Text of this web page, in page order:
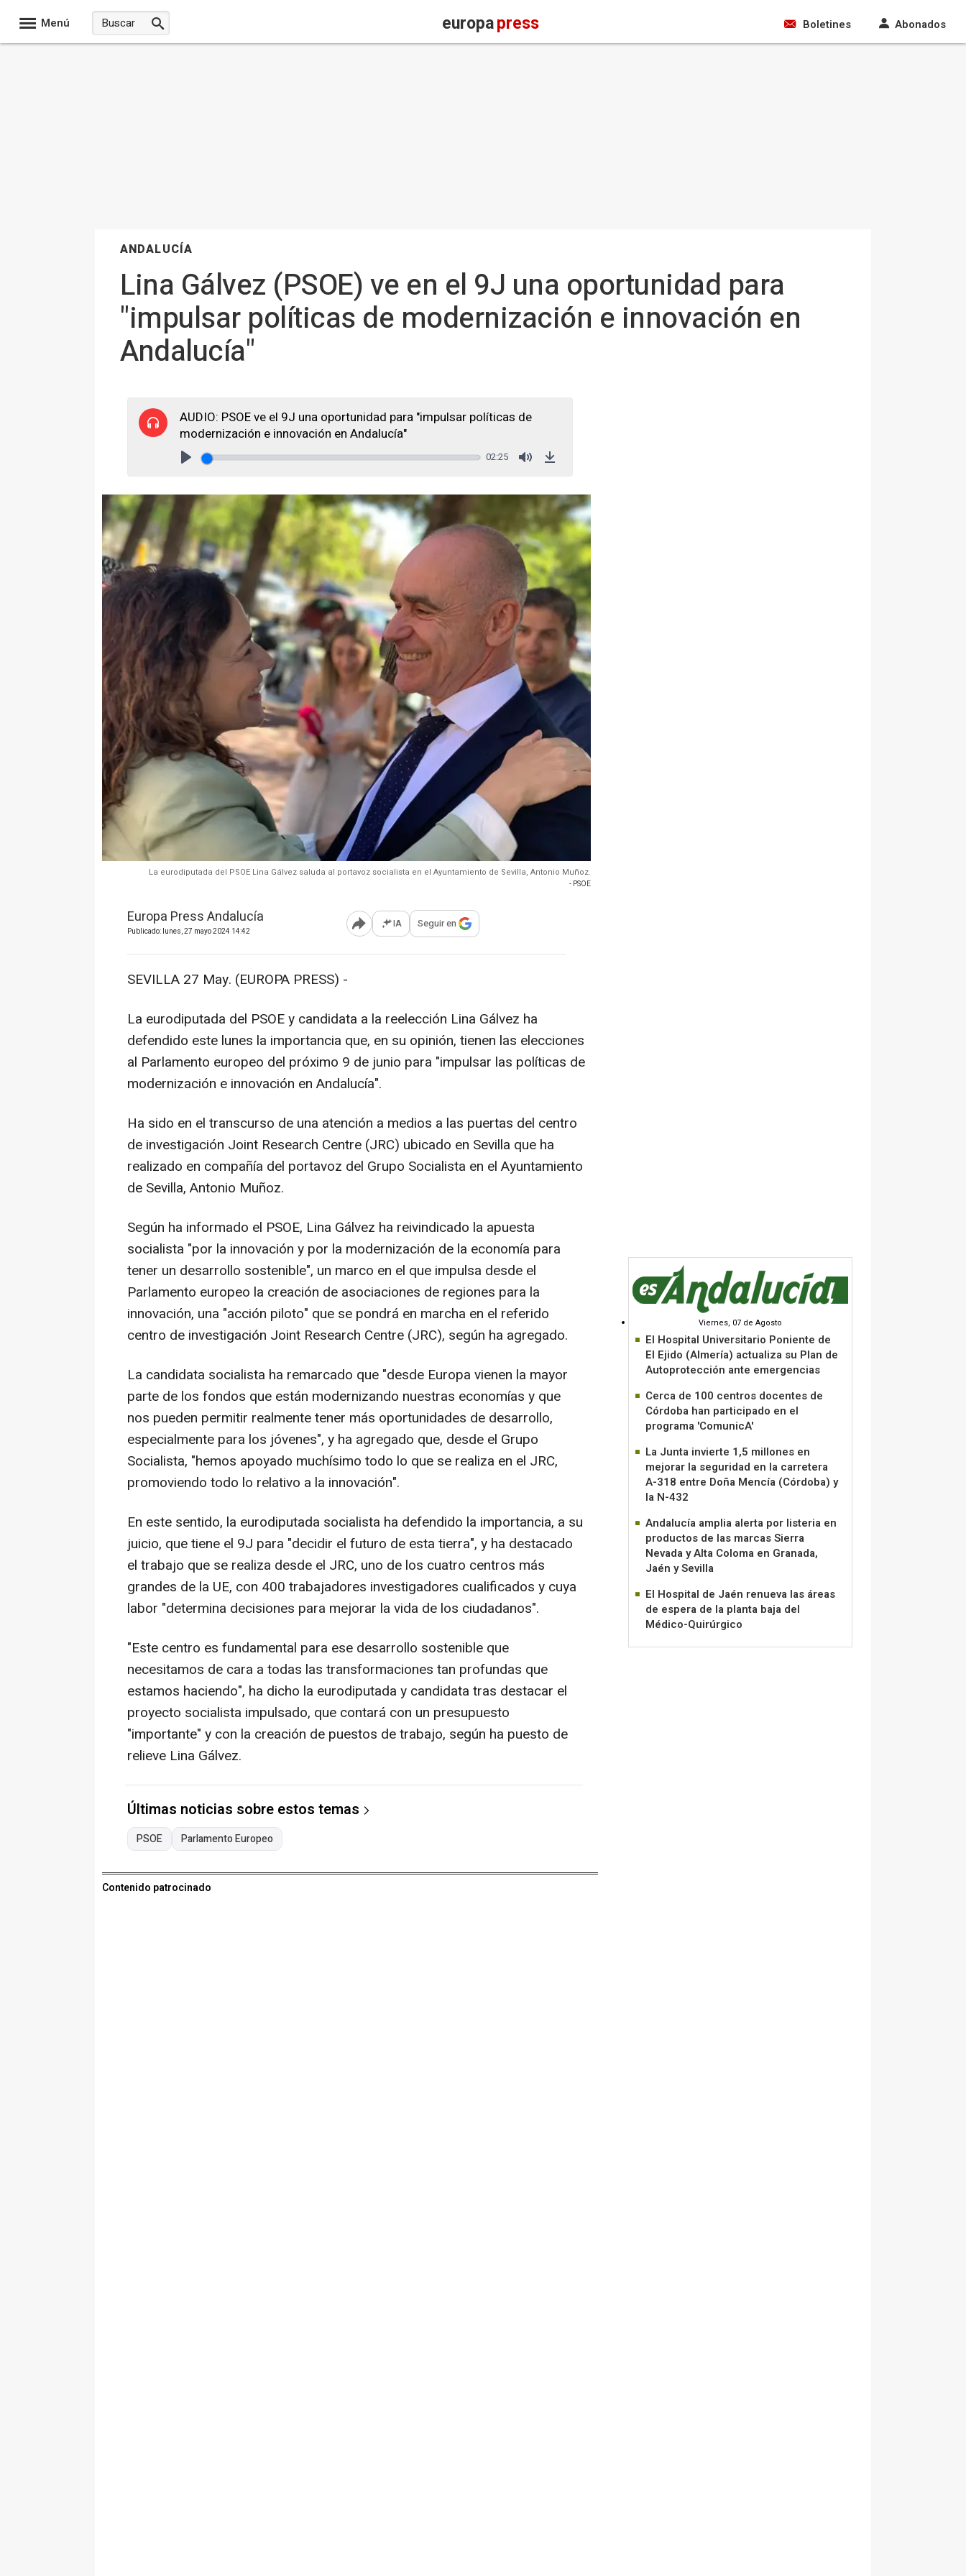
Menú europapress Boletines Abonados
ANDALUCÍA
Lina Gálvez (PSOE) ve en el 9J una oportunidad para
"impulsar políticas de modernización e innovación en
Andalucía"
AUDIO: PSOE ve el 9J una oportunidad para "impulsar políticas de
modernización e innovación en Andalucía"
02:25
La eurodiputada del PSOE Lina Gálvez saluda al portavoz socialista en el Ayuntamiento de Sevilla, Antonio Muñoz.
- PSOE
Europa Press Andalucía
Publicado: lunes, 27 mayo 2024 14:42 Abrir opciones para compartir
IA Seguir en
SEVILLA 27 May. (EUROPA PRESS) -
La eurodiputada del PSOE y candidata a la reelección Lina Gálvez ha
defendido este lunes la importancia que, en su opinión, tienen las elecciones
al Parlamento europeo del próximo 9 de junio para "impulsar las políticas de
modernización e innovación en Andalucía".
Ha sido en el transcurso de una atención a medios a las puertas del centro
de investigación Joint Research Centre (JRC) ubicado en Sevilla que ha
realizado en compañía del portavoz del Grupo Socialista en el Ayuntamiento
de Sevilla, Antonio Muñoz.
Según ha informado el PSOE, Lina Gálvez ha reivindicado la apuesta
socialista "por la innovación y por la modernización de la economía para
tener un desarrollo sostenible", un marco en el que impulsa desde el
Parlamento europeo la creación de asociaciones de regiones para la
innovación, una "acción piloto" que se pondrá en marcha en el referido
centro de investigación Joint Research Centre (JRC), según ha agregado.
La candidata socialista ha remarcado que "desde Europa vienen la mayor
parte de los fondos que están modernizando nuestras economías y que
nos pueden permitir realmente tener más oportunidades de desarrollo,
especialmente para los jóvenes", y ha agregado que, desde el Grupo
Socialista, "hemos apoyado muchísimo todo lo que se realiza en el JRC,
promoviendo todo lo relativo a la innovación".
En este sentido, la eurodiputada socialista ha defendido la importancia, a su
juicio, que tiene el 9J para "decidir el futuro de esta tierra", y ha destacado
el trabajo que se realiza desde el JRC, uno de los cuatro centros más
grandes de la UE, con 400 trabajadores investigadores cualificados y cuya
labor "determina decisiones para mejorar la vida de los ciudadanos".
"Este centro es fundamental para ese desarrollo sostenible que
necesitamos de cara a todas las transformaciones tan profundas que
estamos haciendo", ha dicho la eurodiputada y candidata tras destacar el
proyecto socialista impulsado, que contará con un presupuesto
"importante" y con la creación de puestos de trabajo, según ha puesto de
relieve Lina Gálvez.
Últimas noticias sobre estos temas
PSOE Parlamento Europeo
Contenido patrocinado
Viernes, 07 de Agosto
El Hospital Universitario Poniente de
El Ejido (Almería) actualiza su Plan de
Autoprotección ante emergencias
Cerca de 100 centros docentes de
Córdoba han participado en el
programa 'ComunicA'
La Junta invierte 1,5 millones en
mejorar la seguridad en la carretera
A-318 entre Doña Mencía (Córdoba) y
la N-432
Andalucía amplia alerta por listeria en
productos de las marcas Sierra
Nevada y Alta Coloma en Granada,
Jaén y Sevilla
El Hospital de Jaén renueva las áreas
de espera de la planta baja del
Médico-Quirúrgico